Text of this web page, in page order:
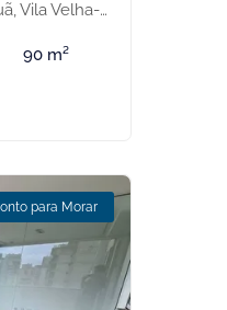
Velha-ES
90 m²
para Morar